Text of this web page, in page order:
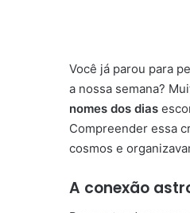
Você já parou para
a nossa semana?
nomes dos dias
Compreender essa
cosmos e
A conexão